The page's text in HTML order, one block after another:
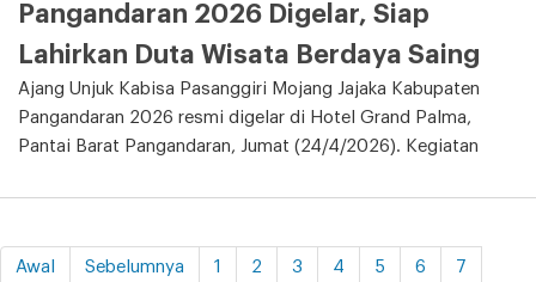
Pangandaran 2026 Digelar, Siap
Lahirkan Duta Wisata Berdaya Saing
Ajang Unjuk Kabisa Pasanggiri Mojang Jajaka Kabupaten
Pangandaran 2026 resmi digelar di Hotel Grand Palma,
Pantai Barat Pangandaran, Jumat (24/4/2026). Kegiatan
Awal Sebelumnya 1 2 3 4 5 6 7